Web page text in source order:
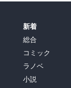
新着
総合
コミック
ラノベ
小説